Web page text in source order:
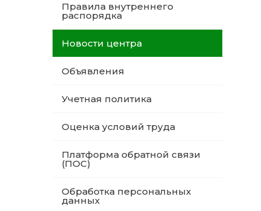
Правила внутреннего
распорядка
Новости центра
Объявления
Учетная политика
Оценка условий труда
Платформа обратной связи
(ПОС)
Обработка персональных
данных